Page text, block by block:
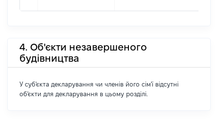
4. Об'єкти незавершеного
будівництва
У суб'єкта декларування чи членів його сім'ї відсутні
об'єкти для декларування в цьому розділі.